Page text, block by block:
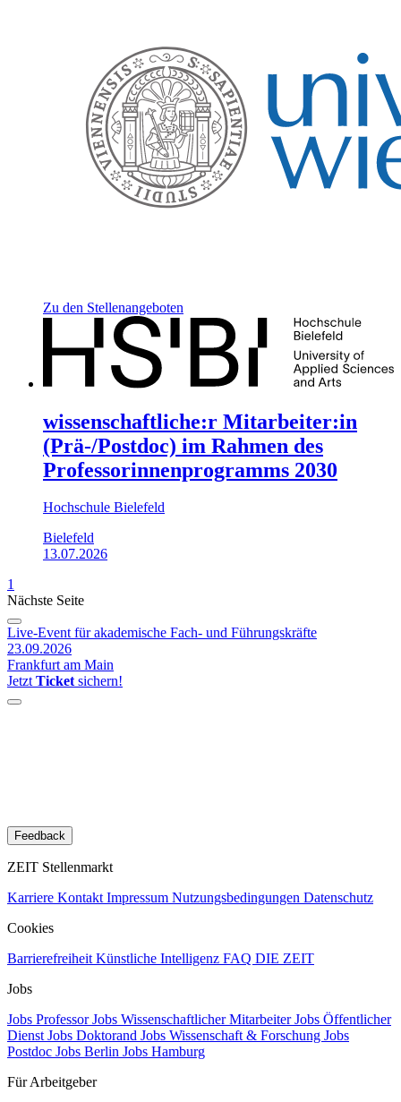
Zu den Stellenangeboten
wissenschaftliche:r Mitarbeiter:in
(Prä-/Postdoc) im Rahmen des
Professorinnenprogramms 2030
Hochschule Bielefeld
Bielefeld
13.07.2026
1
Nächste Seite
Live-Event für akademische Fach- und Führungskräfte
23.09.2026
Frankfurt am Main
JetztTicketsichern!
Feedback
ZEIT Stellenmarkt
Karriere KontaktImpressum Nutzungsbedingungen Datenschutz
Cookies
BarrierefreiheitKünstliche Intelligenz FAQ DIE ZEIT
Jobs
Jobs ProfessorJobs Wissenschaftlicher MitarbeiterJobs Öffentlicher
DienstJobs Doktorand Jobs Wissenschaft & Forschung Jobs
Postdoc Jobs Berlin Jobs Hamburg
Für Arbeitgeber